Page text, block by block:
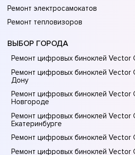
Ремонт электросамокатов
Ремонт тепловизоров
ВЫБОР ГОРОДА
Ремонт цифровых биноклей Vector
Ремонт цифровых биноклей Vector
Донy
Ремонт цифровых биноклей Vector
Новгороде
Ремонт цифровых биноклей Vector
Екатеринбурге
Ремонт цифровых биноклей Vector
Ремонт цифровых биноклей Vector